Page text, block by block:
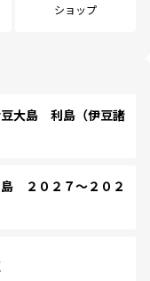
ショップ
大島 利島（伊豆諸
２０２７～２０２